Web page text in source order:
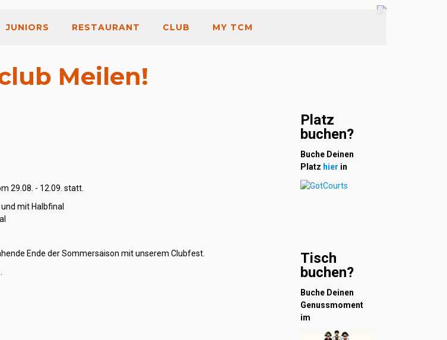
JUNIORS RESTAURANT CLUB MY TCM
Meilen!
29.08. - 12.09. statt.
mit Halbfinal
Ende der Sommersaison mit unserem Clubfest.
Platz
buchen?
Buche Deinen
Platz hier in
Tisch
buchen?
Buche Deinen
Genussmoment
im